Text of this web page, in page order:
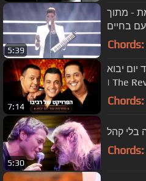
5:39
- מתוך
Chords:
7:14
יום יבוא
| The
Medley
Chords:
5:30
Chords: